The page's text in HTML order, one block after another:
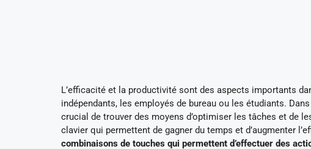
L’efficacité et la productivité sont des aspects importants
indépendants, les employés de bureau ou les étudiants.
crucial de trouver des moyens d’optimiser les tâches et de
clavier qui permettent de gagner du temps et d’augmenter
combinaisons de touches qui permettent d’effectuer des